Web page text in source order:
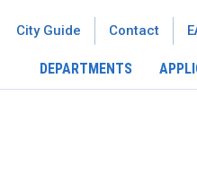
DEPARTMENTS
City Guide Contact